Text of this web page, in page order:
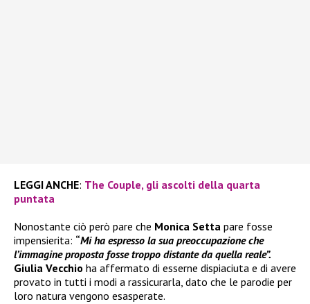
LEGGI ANCHE: The Couple, gli ascolti della quarta
puntata
Nonostante ciò però pare che Monica Setta pare fosse
impensierita: “Mi ha espresso la sua preoccupazione che
l’immagine proposta fosse troppo distante da quella reale”.
Giulia Vecchio ha affermato di esserne dispiaciuta e di avere
provato in tutti i modi a rassicurarla, dato che le parodie per
loro natura vengono esasperate.